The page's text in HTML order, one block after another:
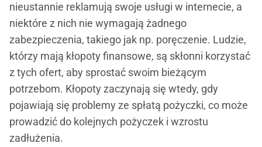
nieustannie reklamują swoje usługi w internecie, a
niektóre z nich nie wymagają żadnego
zabezpieczenia, takiego jak np. poręczenie. Ludzie,
którzy mają kłopoty finansowe, są skłonni korzystać
z tych ofert, aby sprostać swoim bieżącym
potrzebom. Kłopoty zaczynają się wtedy, gdy
pojawiają się problemy ze spłatą pożyczki, co może
prowadzić do kolejnych pożyczek i wzrostu
zadłużenia.